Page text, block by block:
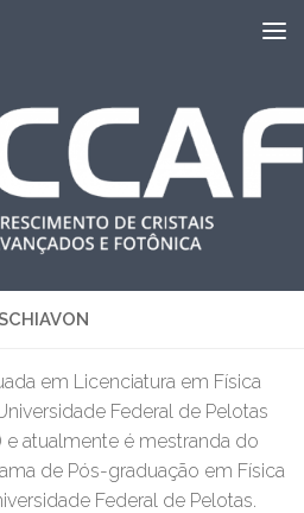
em Licenciatura em Física
Federal de Pelotas
e atualmente é mestranda do
de Pós-graduação em Física
Federal de Pelotas.